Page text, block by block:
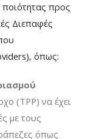
προς
Διεπαφές
όπως:
(TPP) να έχει
με τους
όπως